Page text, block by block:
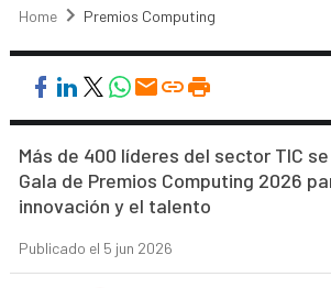
Home Premios Computing
Más de 400 líderes del sector TIC
Gala de Premios Computing 2026
innovación y el talento
Publicado el 5 jun 2026